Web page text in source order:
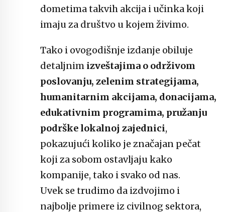
dometima takvih akcija i učinka koji
imaju za društvo u kojem živimo.
Tako i ovogodišnje izdanje obiluje
detaljnim izveštajima o održivom
poslovanju, zelenim strategijama,
humanitarnim akcijama, donacijama,
edukativnim programima, pružanju
podrške lokalnoj zajednici,
pokazujući koliko je značajan pečat
koji za sobom ostavljaju kako
kompanije, tako i svako od nas.
Uvek se trudimo da izdvojimo i
najbolje primere iz civilnog sektora,